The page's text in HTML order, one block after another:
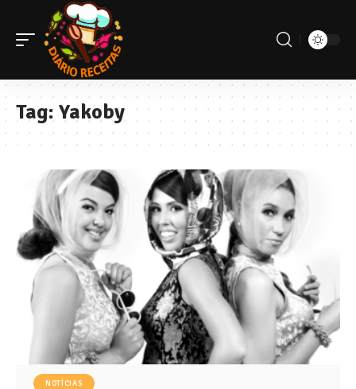
Tag:Yakoby
NOTÍCIAS